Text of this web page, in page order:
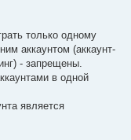
только одному
аккаунтом (аккаунт-
- запрещены.
в одной
является